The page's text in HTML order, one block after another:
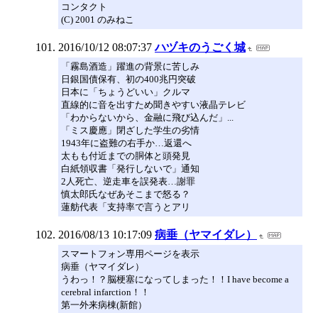
コンタクト
(C) 2001 のみねこ
2016/10/12 08:07:37 ハヅキのうごく城
「霧島酒造」躍進の背景に苦しみ
日銀国債保有、初の400兆円突破
日本に「ちょうどいい」クルマ
直線的に音を出すため聞きやすい液晶テレビ
「わからないから、金融に飛び込んだ」...
「ミス慶應」閉ざした学生の劣情
1943年に盗難の右手か…返還へ
太もも付近までの胴体と頭発見
白紙領収書「発行しないで」通知
2人死亡、逆走車を誤発表…謝罪
慎太郎氏なぜあそこまで怒る？
蓮舫代表「支持率で言うとアリ
2016/08/13 10:17:09 病垂（ヤマイダレ）
スマートフォン専用ページを表示
病垂（ヤマイダレ）
うわっ！？脳梗塞になってしまった！！I have become a
cerebral infarction！！
第一外来病棟(新館）